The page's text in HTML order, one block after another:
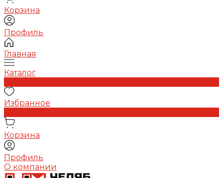
Корзина
Профиль
Главная
Каталог
Избранное
Корзина
Профиль
О компании